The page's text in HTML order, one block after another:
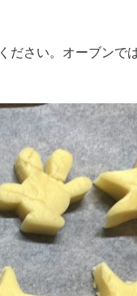
さい。オーブンで